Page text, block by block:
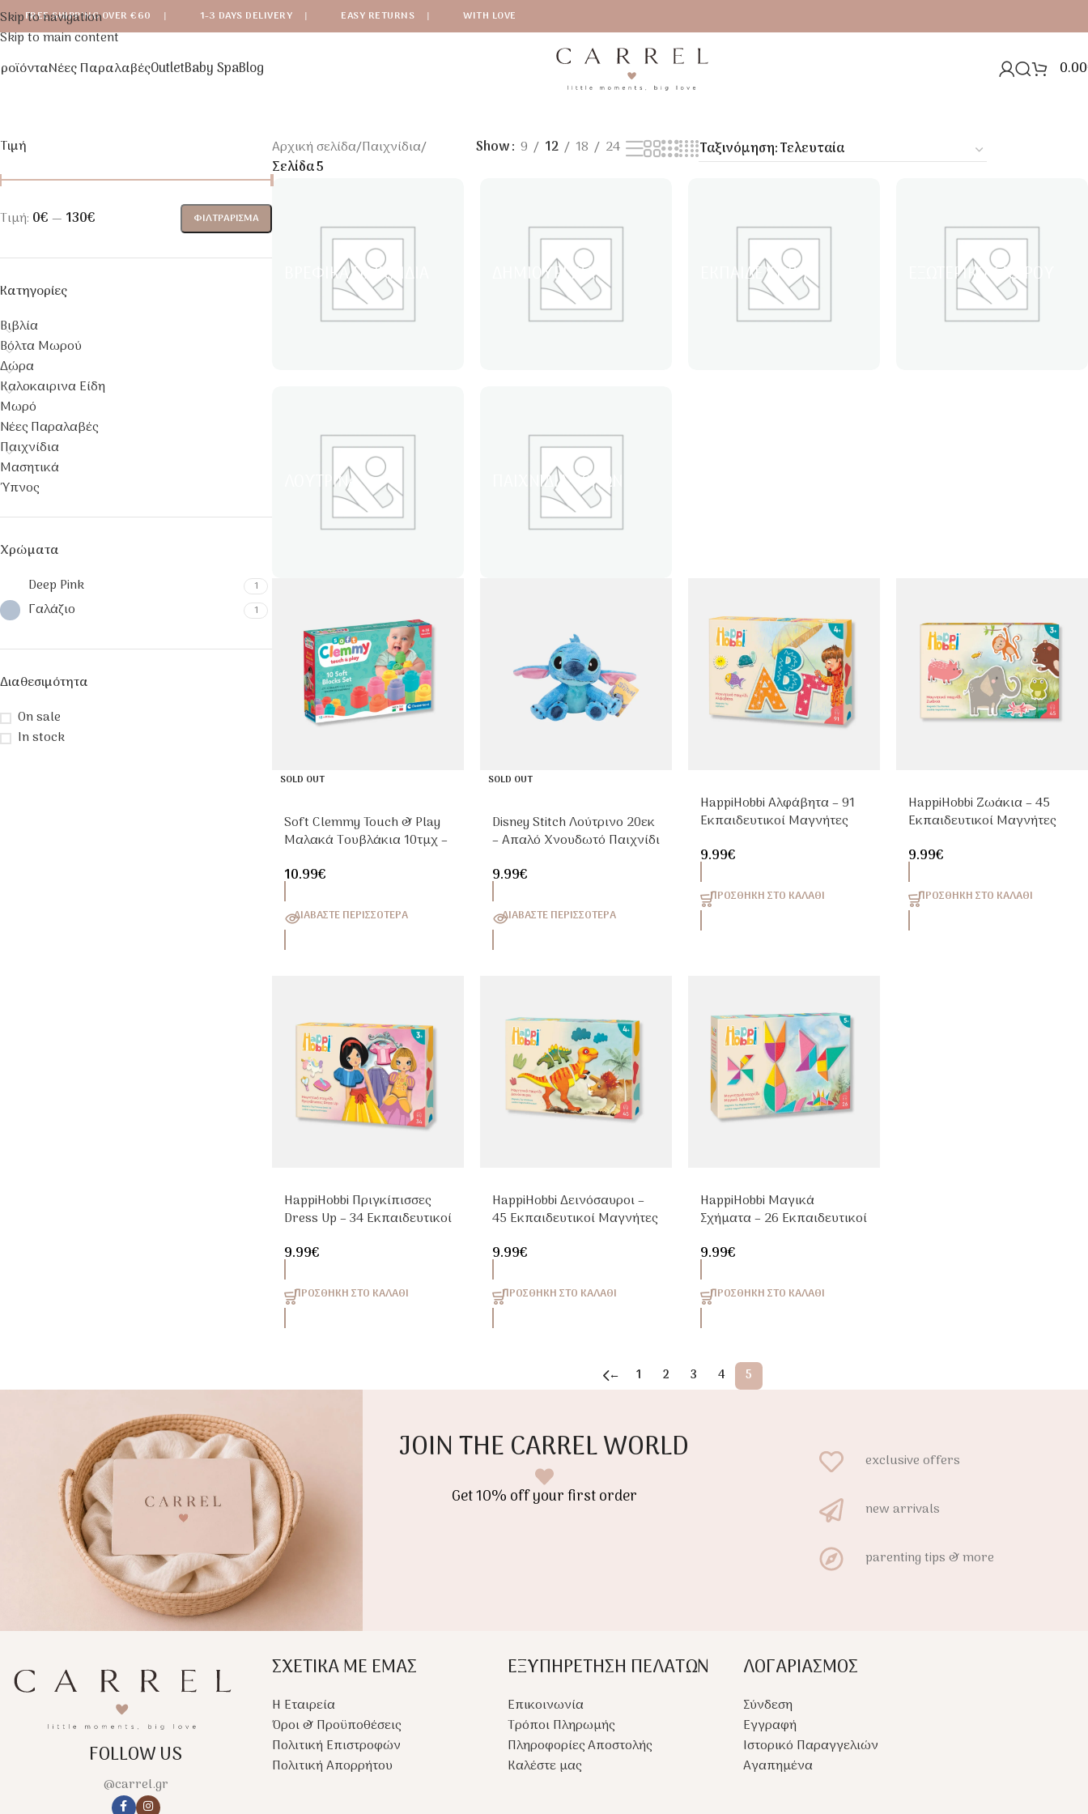
Skip to navigation
Skip to main content
FREE SHIPPING OVER €60 | 1-3 DAYS DELIVERY | EASY RETURNS | WITH LOVE
Νέες ΠαραλαβέςOutletBaby SpaBlog 0.00
Τιμή
ΦΙΛΤΡΆΡΙΣΜΑ
Τιμή: 0€— 130€
Κατηγορίες
Βιβλία
Βόλτα Μωρού
Δώρα
Καλοκαιρινα Είδη
Μωρό
Νέες Παραλαβές
Παιχνίδια
Μασητικά
Ύπνος
Χρώματα
Deep Pink
1
Γαλάζιο 1
Διαθεσιμότητα
On sale
In stock
Αρχική σελίδα/Παιχνίδια/
Σελίδα 5
Show 9 12 18 24
ΒΡΕΦΙΚΆ ΠΑΙΧΝΊΔΙΑ ΔΗΜΙΟΥΡΓΙΚΆ ΕΚΠΑΙΔΕΥΤΙΚΆ ΕΞΩΤΕΡΙΚΟΎ ΧΏΡΟΥ
ΛΟΎΤΡΙΝΑ ΠΑΙΧΝΊΔΙΑ ΡΌΛΩΝ
SOLD OUT
Soft Clemmy Touch & Play
Μαλακά Τουβλάκια 10τμχ –
Παιχνίδι 6-36 Μηνών
10.99€
ΔΙΑΒΆΣΤΕ ΠΕΡΙΣΣΌΤΕΡΑ
SOLD OUT
Disney Stitch Λούτρινο 20εκ
– Απαλό Χνουδωτό Παιχνίδι
9.99€
ΔΙΑΒΆΣΤΕ ΠΕΡΙΣΣΌΤΕΡΑ
HappiHobbi Αλφάβητα – 91
Εκπαιδευτικοί Μαγνήτες
9.99€
ΠΡΟΣΘΉΚΗ ΣΤΟ ΚΑΛΆΘΙ
HappiHobbi Ζωάκια – 45
Εκπαιδευτικοί Μαγνήτες
9.99€
ΠΡΟΣΘΉΚΗ ΣΤΟ ΚΑΛΆΘΙ
HappiHobbi Πριγκίπισσες
Dress Up – 34 Εκπαιδευτικοί
9.99€
ΠΡΟΣΘΉΚΗ ΣΤΟ ΚΑΛΆΘΙ
HappiHobbi Δεινόσαυροι –
45 Εκπαιδευτικοί Μαγνήτες
9.99€
ΠΡΟΣΘΉΚΗ ΣΤΟ ΚΑΛΆΘΙ
HappiHobbi Μαγικά
Σχήματα – 26 Εκπαιδευτικοί
9.99€
ΠΡΟΣΘΉΚΗ ΣΤΟ ΚΑΛΆΘΙ
← 1 2 3 4 5
JOIN THE CARREL WORLD
Get 10% off your first order
exclusive offers
new arrivals
parenting tips & more
FOLLOW US
@carrel.gr
ΣΧΕΤΙΚΑ ΜΕ ΕΜΑΣ
Η Εταιρεία
Όροι & Προϋποθέσεις
Πολιτική Επιστροφών
Πολιτική Απορρήτου
ΕΞΥΠΗΡΕΤΗΣΗ ΠΕΛΑΤΩΝ
Επικοινωνία
Τρόποι Πληρωμής
Πληροφορίες Αποστολής
Καλέστε μας
ΛΟΓΑΡΙΑΣΜΟΣ
Σύνδεση
Εγγραφή
Ιστορικό Παραγγελιών
Αγαπημένα